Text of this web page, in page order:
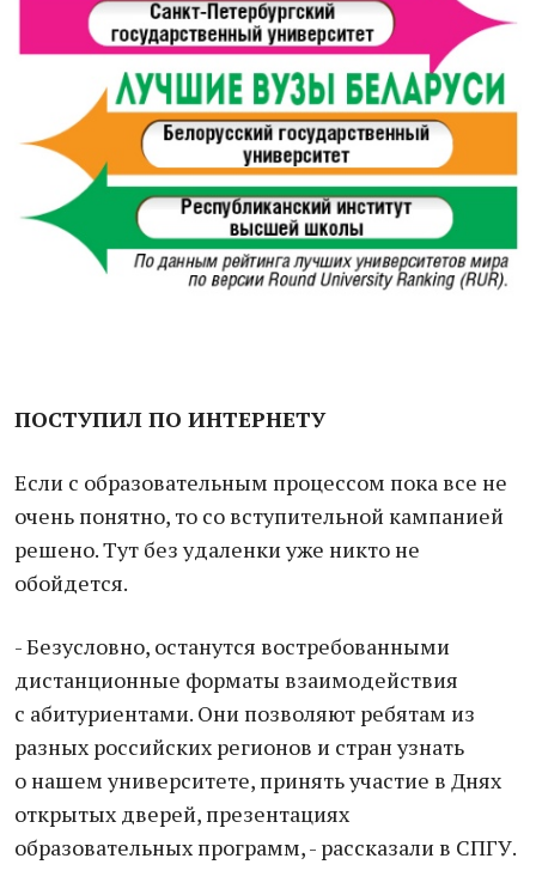
ПОСТУПИЛ ПО ИНТЕРНЕТУ
Если с образовательным процессом пока все не
очень понятно, то со вступительной кампанией
решено. Тут без удаленки уже никто не
обойдется.
- Безусловно, останутся востребованными
дистанционные форматы взаимодействия
с абитуриентами. Они позволяют ребятам из
разных российских регионов и стран узнать
о нашем университете, принять участие в Днях
открытых дверей, презентациях
образовательных программ, - рассказали в СПГУ.